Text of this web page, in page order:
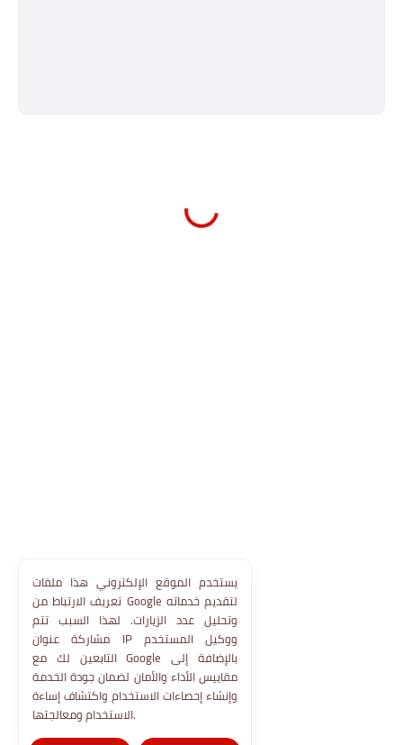
يستخدم الموقع الإلكتروني هذا ملفات
تعريف الارتباط من Google لتقديم خدماته
وتحليل عدد الزيارات. لهذا السبب تتم
مشاركة عنوان IP ووكيل المستخدم
التابعين لك مع Google بالإضافة إلى
مقاييس الأداء والأمان لضمان جودة الخدمة
وإنشاء إحصاءات الاستخدام واكتشاف إساءة
الاستخدام ومعالجتها.